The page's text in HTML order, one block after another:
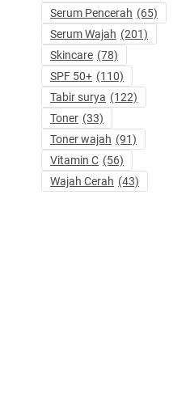
Serum Pencerah (65)
Serum Wajah (201)
Skincare (78)
SPF 50+ (110)
Tabir surya (122)
Toner (33)
Toner wajah (91)
Vitamin C (56)
Wajah Cerah (43)